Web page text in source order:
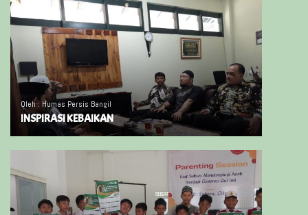
Oleh : Humas Persis Bangil
INSPIRASI KEBAIKAN